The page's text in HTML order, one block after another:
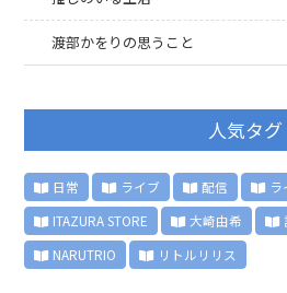
渡部かをりの思うこと
人気タグ
日常 ライブ 配信
ITAZURA STORE
大崎由希
NARUTRIO
リトルリリス